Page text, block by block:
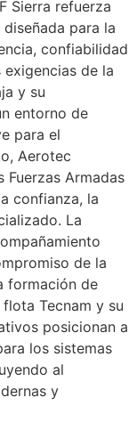
Sierra refuerza
para la
confiabilidad
de la
y su
entorno de
para el
Aerotec
Fuerzas Armadas
confianza, la
La
de la
formación de
Tecnam y su
posicionan a
los sistemas
al
y